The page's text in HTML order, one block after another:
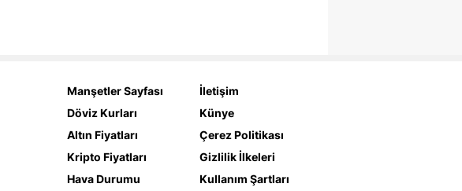
Manşetler Sayfası
Döviz Kurları
Altın Fiyatları
Kripto Fiyatları
Hava Durumu
İletişim
Künye
Çerez Politikası
Gizlilik İlkeleri
Kullanım Şartları